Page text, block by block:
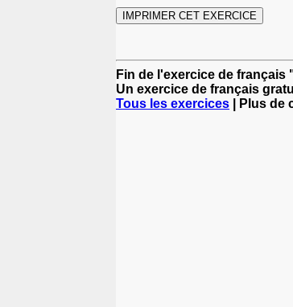
Fin de l'exercice de
Un exercice de français
Tous les exercices | Plus de